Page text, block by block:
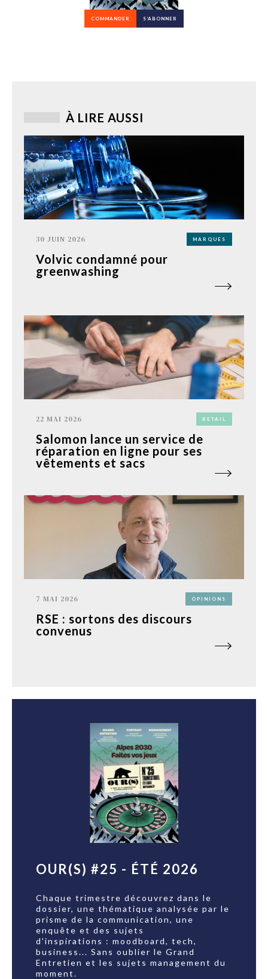
COMMANDER S’ABONNER
À LIRE AUSSI
30 JUIN 2026 MARQUES
Volvic condamné pour
greenwashing
22 MAI 2026 RETAIL
Salomon lance un service de
réparation en ligne pour ses
vêtements et sacs
7 MAI 2026 OPINIONS
RSE : sortons des discours
convenus
OUR(S) #25 - ÉTÉ 2026
Chaque trimestre découvrez dans le
dossier, une thématique analysée par le
prisme de la communication, une
enquête et des sujets
d'inspirations : moodboard, tech,
business... Sans oublier le Grand
Entretien et les sujets management du
moment.